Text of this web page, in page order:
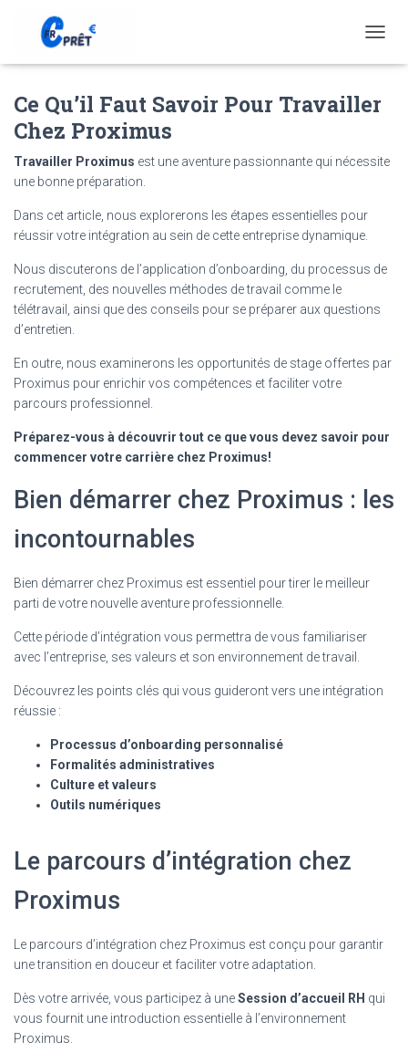
O
G
L
A
I
N
Ce Qu’il Faut Savoir Pour Travailler
Chez Proximus
Travailler Proximus est une aventure passionnante qui nécessite
une bonne préparation.
Dans cet article, nous explorerons les étapes essentielles pour
réussir votre intégration au sein de cette entreprise dynamique.
Nous discuterons de l’application d’onboarding, du processus de
recrutement, des nouvelles méthodes de travail comme le
télétravail, ainsi que des conseils pour se préparer aux questions
d’entretien.
En outre, nous examinerons les opportunités de stage offertes par
Proximus pour enrichir vos compétences et faciliter votre
parcours professionnel.
Préparez-vous à découvrir tout ce que vous devez savoir pour
commencer votre carrière chez Proximus!
Bien démarrer chez Proximus : les
incontournables
Bien démarrer chez Proximus est essentiel pour tirer le meilleur
parti de votre nouvelle aventure professionnelle.
Cette période d’intégration vous permettra de vous familiariser
avec l’entreprise, ses valeurs et son environnement de travail.
Découvrez les points clés qui vous guideront vers une intégration
réussie :
Processus d’onboarding personnalisé
Formalités administratives
Culture et valeurs
Outils numériques
Le parcours d’intégration chez
Proximus
Le parcours d’intégration chez Proximus est conçu pour garantir
une transition en douceur et faciliter votre adaptation.
Dès votre arrivée, vous participez à uneSession d’accueil RH qui
vous fournit une introduction essentielle à l’environnement
Proximus.